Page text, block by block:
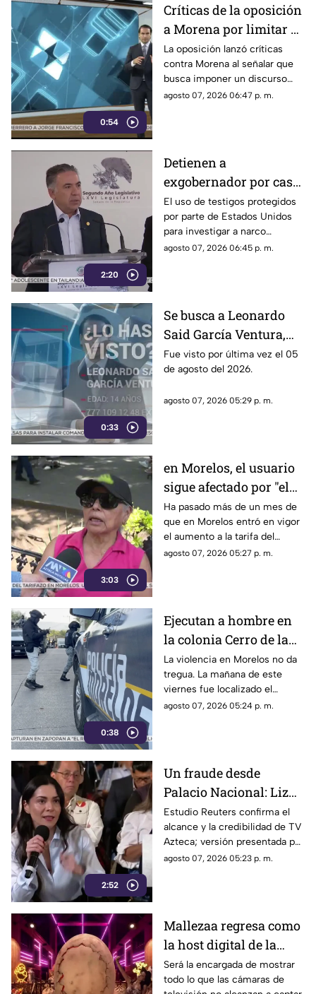
0:54
Críticas de la oposición
a Morena por limitar el
debate político
La oposición lanzó críticas
contra Morena al señalar que
busca imponer un discurso
único y limitar las voces que
agosto 07, 2026 06:47 p. m.
2:20
Detienen a
exgobernador por caso
Ayotzinapa y desaforan
a alcaldes
El uso de testigos protegidos
por parte de Estados Unidos
para investigar a narco
políticos ha sido cuestionado
entre ellos Rubén Rocha y
Enrique Inzunza.
agosto 07, 2026 06:45 p. m.
0:33
Se busca a Leonardo
Said García Ventura,
desaparecido en
Cuernavaca
Fue visto por última vez el 05
de agosto del 2026.
agosto 07, 2026 05:29 p. m.
3:03
en Morelos, el usuario
sigue afectado por "el
tarifazo"
Ha pasado más de un mes de
que en Morelos entró en vigor
el aumento a la tarifa del
transporte público. Un mes,
al interior de las unidades.
agosto 07, 2026 05:27 p. m.
0:38
Ejecutan a hombre en
la colonia Cerro de la
Corona
La violencia en Morelos no da
tregua. La mañana de este
viernes fue localizado el
cuerpo de un hombre con
agosto 07, 2026 05:24 p. m.
2:52
Un fraude desde
Palacio Nacional: Liz
Vilchis intentó
desvirtuar estudio de
Reuters sobre la
credibilidad de TV
Estudio Reuters confirma el
alcance y la credibilidad de TV
Azteca; versión presentada por
Liz Vilchis fue cuestionada al
agosto 07, 2026 05:23 p. m.
Mallezaa regresa como
la host digital de la
segunda temporada de
La Granja VIP
Será la encargada de mostrar
todo lo que las cámaras de